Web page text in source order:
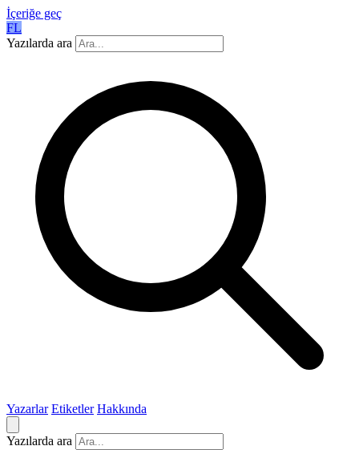
İçeriğe geç
FL
Yazılarda ara
Yazarlar Etiketler Hakkında
Yazılarda ara